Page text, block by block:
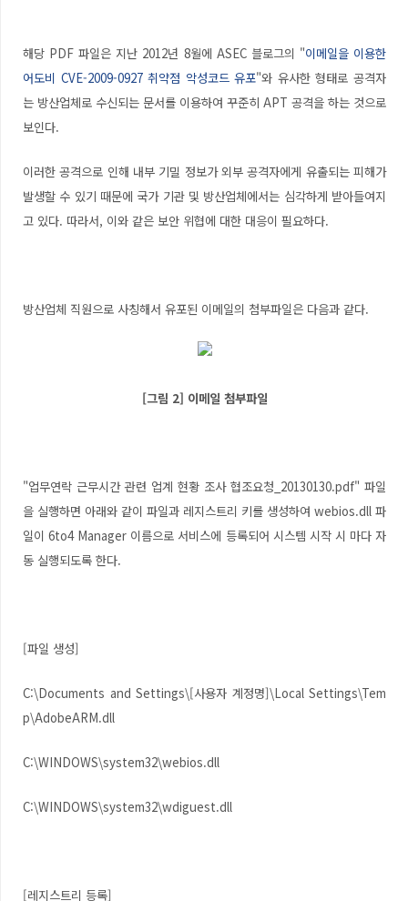
해당 PDF 파일은 지난 2012년 8월에 ASEC 블로그의 "이메일을 이용한
어도비 CVE-2009-0927 취약점 악성코드 유포"와 유사한 형태로 공격자
는 방산업체로 수신되는 문서를 이용하여 꾸준히 APT 공격을 하는 것으로
보인다.
이러한 공격으로 인해 내부 기밀 정보가 외부 공격자에게 유출되는 피해가
발생할 수 있기 때문에 국가 기관 및 방산업체에서는 심각하게 받아들여지
고 있다. 따라서, 이와 같은 보안 위협에 대한 대응이 필요하다.
방산업체 직원으로 사칭해서 유포된 이메일의 첨부파일은 다음과 같다.
[그림 2] 이메일 첨부파일
"업무연락 근무시간 관련 업계 현황 조사 협조요청_20130130.pdf" 파일
을 실행하면 아래와 같이 파일과 레지스트리 키를 생성하여 webios.dll 파
일이 6to4 Manager 이름으로 서비스에 등록되어 시스템 시작 시 마다 자
동 실행되도록 한다.
[파일 생성]
C:\Documents and Settings\[사용자 계정명]\Local Settings\Tem
p\AdobeARM.dll
C:\WINDOWS\system32\webios.dll
C:\WINDOWS\system32\wdiguest.dll
[레지스트리 등록]